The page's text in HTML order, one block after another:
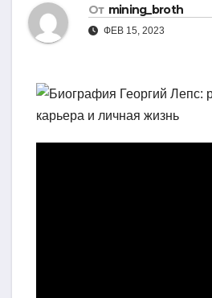
От mining_broth
ФЕВ 15, 2023